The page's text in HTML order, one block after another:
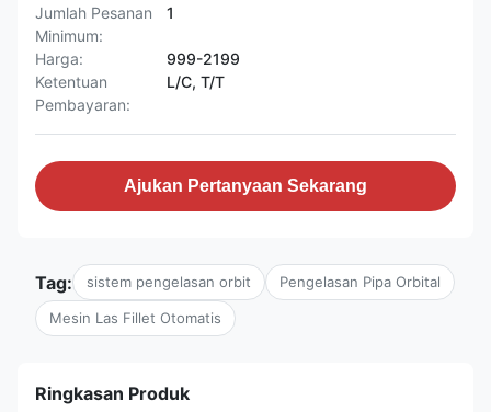
Jumlah Pesanan
Minimum:
1
Harga:
999-2199
Ketentuan
Pembayaran:
L/C, T/T
Ajukan Pertanyaan Sekarang
Tag: sistem pengelasan orbit Pengelasan Pipa Orbital
Mesin Las Fillet Otomatis
Ringkasan Produk